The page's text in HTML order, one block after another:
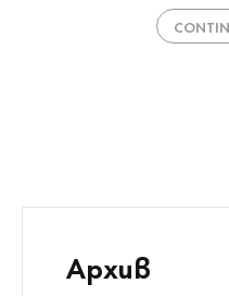
Архив